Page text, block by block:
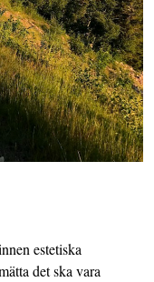
estetiska
det ska vara